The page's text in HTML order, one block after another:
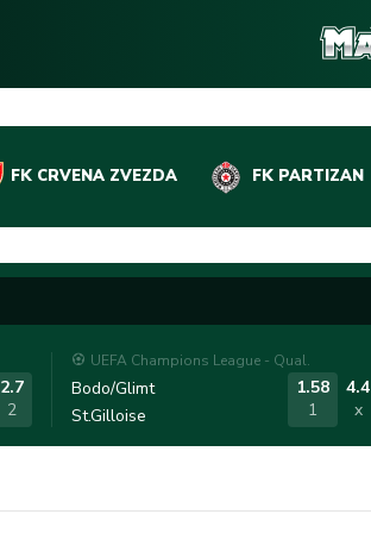
FK CRVENA ZVEZDA FK PARTIZAN
2.7
2
UEFA Champions League - Qual.
Bodo/Glimt
St.Gilloise
1.58
1
4.4
x